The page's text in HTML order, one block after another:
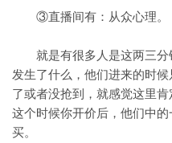
③直播间有：从众心理。
就是有很多人是这两三分
发生了什么，他们进来的时
了或者没抢到，就感觉这里
这个时候你开价后，他们中
买。